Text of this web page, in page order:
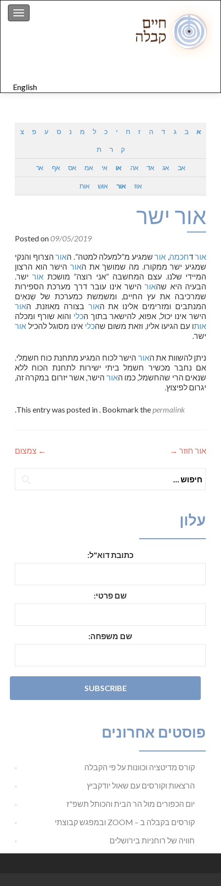
English
א ב ג ד ה ז ח י כ ל מ נ ס ע פ צ
ק ר ת
אב אג אד אה או אי אמ אס אף אר
אוז אור אוש אות
אור ישר
Posted on09/05/2019
אורדחכמה, אור שמגיע מ”למעלה למטה”. האור הצרוף והנקי
שמגיע ישר ממקורו. מה שמושך את האור הישר הוא הרצון
המיידי שלנו. עצם המחשבה “אני רוצה” מושכת אורישר.
הבעיה היא שהאורהישר אינו עובר דרך מערכת הספירות
שמרכיבה את עץ החיים, ומשמשת כמערכת של שַנאִים
המנתבים ומזרימים אלינו את האור בצורה מאוזנת. האור
הישר אינו יכול, אפוא, להישאר בתוך הכלי והוא שורף ומכלה
אותו עם הגיעו אליו, וזאת משום שהכלי אינו מסוגל להכיל אור
ישר.
ניתן להשוות את האור הישר לכוח המגיע מתחנת כוח חשמלי.
אם נחבר מכשיר חשמל ביתי ישירות לתחנת הכוח ללא
שנאים הרי שהחשמל, כמו האור הישר, אשר יזרום במקרה זה,
יגרום לפיצוץ.
This entry was posted in . Bookmark thepermalink
.
← צמצום אור חוזר →
עלון
כתובת דוא"ל:
שם פרטי:
שם משפחה:
פוסטים אחרונים
קורס מדיטציה וכוונות על פי הקבלה
הרצאות וקורסים עם שאול יודקביץ
יום הכפורים מול הר הבית והכותל תשפ"ז
קורסים בקבלה ב – ZOOM ובמפגש קבוצתי
חוויה של רוחניות בירושלים